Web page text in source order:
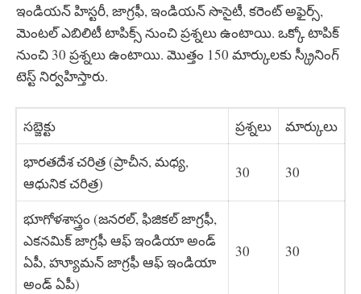
ఇండియన్ హిస్టరీ, జాగ్రఫీ, ఇండియన్ సొసైటీ, కరెంట్ అఫైర్స్,
మెంటల్ ఎబిలిటీ టాపిక్స్ నుంచి ప్రశ్నలు ఉంటాయి. ఒక్కో టాపిక్
నుంచి 30 ప్రశ్నలు ఉంటాయి. మొత్తం 150 మార్కులకు స్క్రీనింగ్
టెస్ట్ నిర్వహిస్తారు.
సబ్జెక్టు ప్రశ్నలు
మార్కులు
భారతదేశ చరిత్ర (ప్రాచీన, మధ్య,
ఆధునిక చరిత్ర)
30 30
భూగోళశాస్త్రం (జనరల్‌, ఫిజికల్‌ జాగ్రఫీ,
ఎకనమిక్‌ జాగ్రఫీ ఆఫ్‌ ఇండియా అండ్‌
ఏపీ, హ్యూమన్‌ జాగ్రఫీ ఆఫ్‌ ఇండియా
అండ్‌ ఏపీ)
30 30